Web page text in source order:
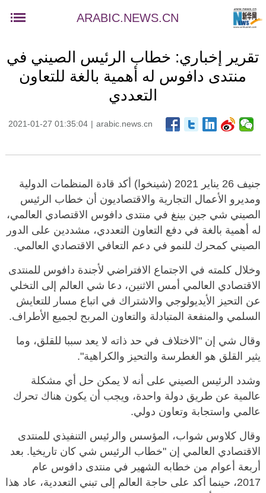
ARABIC.NEWS.CN
تقرير إخباري: خطاب الرئيس الصيني في
منتدى دافوس له أهمية بالغة للتعاون
التعددي
2021-01-27 01:35:04 | arabic.news.cn
جنيف 26 يناير 2021 (شينخوا) أكد قادة المنظمات الدولية
ومديرو الأعمال التجارية والاقتصاديون أن خطاب الرئيس
الصيني شي جين بينغ في منتدى دافوس الاقتصادي العالمي،
له أهمية بالغة في دفع التعاون التعددي، مشددين على الدور
الصيني كمحرك للنمو في دعم التعافي الاقتصادي العالمي.
وخلال كلمته في الاجتماع الافتراضي لأجندة دافوس للمنتدى
الاقتصادي العالمي أمس الاثنين، دعا شي العالم إلى التخلي
عن التحيز الأيديولوجي والاشتراك في اتباع مسار للتعايش
السلمي والمنفعة المتبادلة والتعاون المربح لجميع الأطراف.
وقال شي إن "الاختلاف في حد ذاته لا يعد سببا للقلق، وما
يثير القلق هو الغطرسة والتحيز والكراهية".
وشدد الرئيس الصيني على أنه لا يمكن حل أي مشكلة
عالمية عن طريق دولة واحدة، ويجب أن يكون هناك تحرك
عالمي واستجابة وتعاون دولي.
وقال كلاوس شواب، المؤسس والرئيس التنفيذي للمنتدى
الاقتصادي العالمي إن "خطاب الرئيس شي كان تاريخيا. بعد
أربعة أعوام من خطابه الشهير في منتدى دافوس عام
2017، حينما أكد على حاجة العالم إلى تبني التعددية، عاد هذا